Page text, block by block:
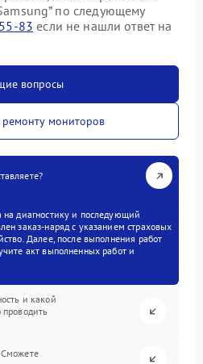
по следующему
83 если не нашли ответ на
вопросы
мониторов
на диагностику и последующий
заказ-наряд с указанием страховых
Далее, после выполнения работ
акт выполненных работ и
и какой